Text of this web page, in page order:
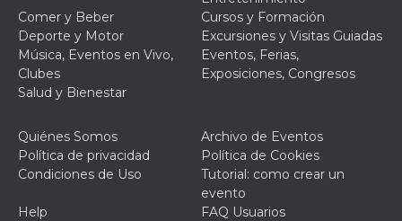
Comer y Beber
Cursos y Formación
Deporte y Motor
Excursiones y Visitas Guiadas
Música, Eventos en Vivo,
Clubes
Eventos, Ferias,
Exposiciones, Congresos
Salud y Bienestar
Quiénes Somos
Archivo de Eventos
Política de privacidad
Política de Cookies
Condiciones de Uso
Tutorial: como crear un
evento
Help
FAQ Usuarios